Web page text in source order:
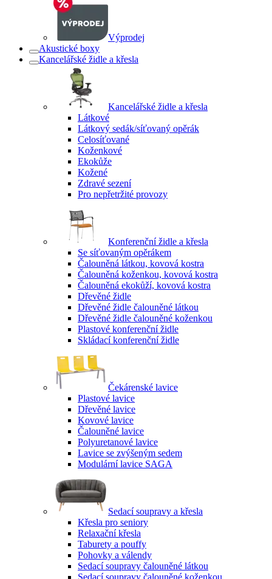
Výprodej
Akustické boxy
Kancelářské židle a křesla
Kancelářské židle a křesla
Látkové
Látkový sedák/síťovaný opěrák
Celosíťované
Koženkové
Ekokůže
Kožené
Zdravé sezení
Pro nepřetržité provozy
Konferenční židle a křesla
Se síťovaným opěrákem
Čalouněná látkou, kovová kostra
Čalouněná koženkou, kovová kostra
Čalouněná ekokůží, kovová kostra
Dřevěné židle
Dřevěné židle čalouněné látkou
Dřevěné židle čalouněné koženkou
Plastové konferenční židle
Skládací konferenční židle
Čekárenské lavice
Plastové lavice
Dřevěné lavice
Kovové lavice
Čalouněné lavice
Polyuretanové lavice
Lavice se zvýšeným sedem
Modulární lavice SAGA
Sedací soupravy a křesla
Křesla pro seniory
Relaxační křesla
Taburety a pouffy
Pohovky a válendy
Sedací soupravy čalouněné látkou
Sedací soupravy čalouněné koženkou